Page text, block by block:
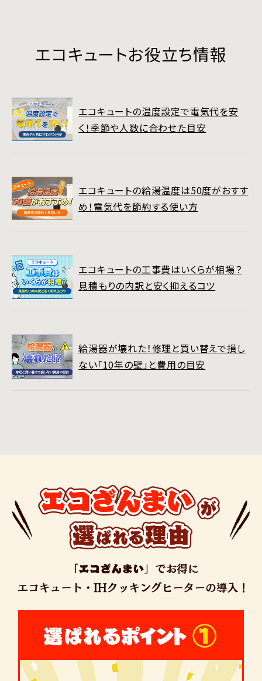
エコキュートお役立ち情報
エコキュートの温度設定で電気代を安
く！季節や人数に合わせた目安
エコキュートの給湯温度は50度がおすす
め！電気代を節約する使い方
エコキュートの工事費はいくらが相場？
見積もりの内訳と安く抑えるコツ
給湯器が壊れた！修理と買い替えで損し
ない「10年の壁」と費用の目安